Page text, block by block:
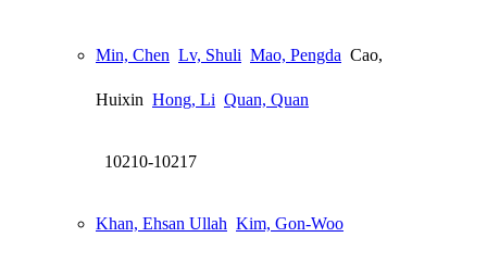
Min, Chen Lv, Shuli Mao, Pengda Cao,
Huixin Hong, Li Quan, Quan
10210-10217
Khan, Ehsan Ullah Kim, Gon-Woo